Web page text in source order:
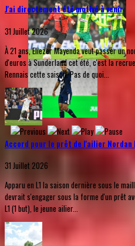
J'ai directement été motivé à venir
31 Juillet 2026
À 21 ans, Eliezer Mayenda veut passer un
d'euros à Sunderland cet été, c'est la
Rennais cette saison. Pas de quoi...
Accord pour le prêt de l'ailier Nordan
31 Juillet 2026
Apparu en L1 la saison dernière sous le
devrait s'engager sous la forme d'un prêt
L1 (1 but), le jeune ailier...